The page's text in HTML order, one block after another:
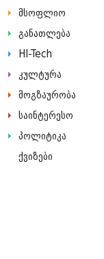
მსოფლიო
განათლება
HI-Tech
კულტურა
მოგზაურობა
საინტერესო
პოლიტიკა
ქვიზები